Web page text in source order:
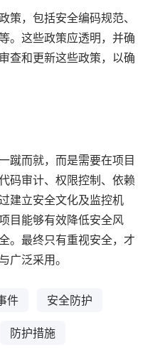
策，包括安全编码规范、
。这些政策应透明，并确
查和更新这些政策，以确
蹴而就，而是需要在项目
码审计、权限控制、依赖
建立安全文化及监控机
目能够有效降低安全风
。最终只有重视安全，才
广泛采用。
件 安全防护
防护措施